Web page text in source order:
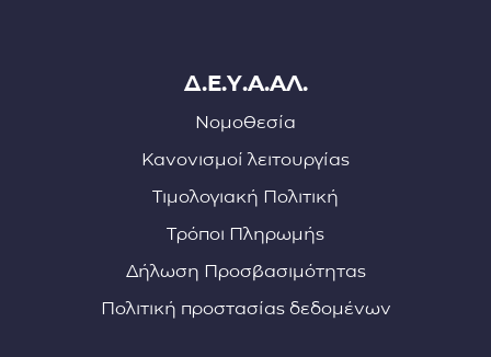
Δ.Ε.Υ.Α.ΑΛ.
Νομοθεσία
Κανονισμοί λειτουργίας
Τιμολογιακή Πολιτική
Τρόποι Πληρωμής
Δήλωση Προσβασιμότητας
Πολιτική προστασίας δεδομένων